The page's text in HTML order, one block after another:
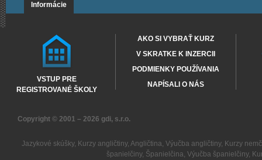
Informácie
VSTUP PRE
REGISTROVANÉ ŠKOLY
AKO SI VYBRAŤ KURZ
V SKRATKE K INZERCII
PODMIENKY POUŽÍVANIA
NAPÍSALI O NÁS
Copyright © 2001 – 2026 gdi, s.r.o.
Jazykové skúšky, Kurzy angličtiny, Angličtina, Výučba angličtiny, Kurzy
španielčiny, Španielčina, Výučba španielčiny,